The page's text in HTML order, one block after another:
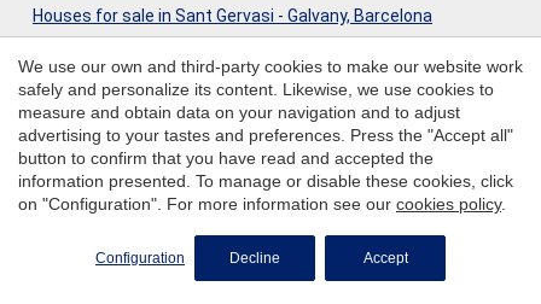
Houses for sale in Sant Gervasi - Galvany, Barcelona
Barcelona
Houses for sale in Pedralbes, Barcelona
Houses for sale in Sarrià, Barcelona
Houses for sale in Premià de Dalt
Houses for sale in El Poblenou, Barcelona
We use our own and third-party cookies to make our website work
safely and personalize its content. Likewise, we use cookies to
measure and obtain data on your navigation and to adjust
advertising to your tastes and preferences. Press the "Accept all"
button to confirm that you have read and accepted the
information presented. To manage or disable these cookies, click
on "Configuration". For more information see our cookies policy.
Configuration Decline Accept